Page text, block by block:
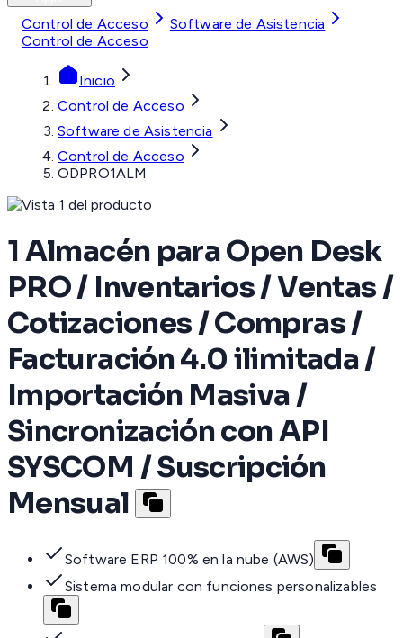
Control de Acceso
Software de Asistencia
Control de Acceso
Inicio
Control de Acceso
Software de Asistencia
Control de Acceso
ODPRO1ALM
1 Almacén para Open Desk
PRO / Inventarios / Ventas /
Cotizaciones / Compras /
Facturación 4.0 ilimitada /
Importación Masiva /
Sincronización con API
SYSCOM / Suscripción
Mensual
Software ERP 100% en la nube (AWS)
Sistema modular con funciones personalizables